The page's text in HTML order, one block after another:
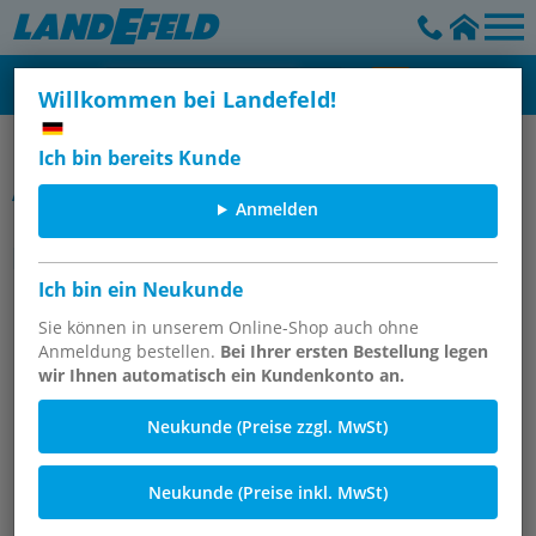
Willkommen bei Landefeld!
Ich bin bereits Kunde
Anmelden
Ich bin ein Neukunde
Sie können in unserem Online-Shop auch ohne
Anmeldung bestellen. Bei Ihrer ersten Bestellung legen
wir Ihnen automatisch ein Kundenkonto an.
Neukunde (Preise zzgl. MwSt)
Neukunde (Preise inkl. MwSt)
Reduziernippel
Artikelgruppe
Reduziernippel mit NPT-Gewinde,
bis 275 bar